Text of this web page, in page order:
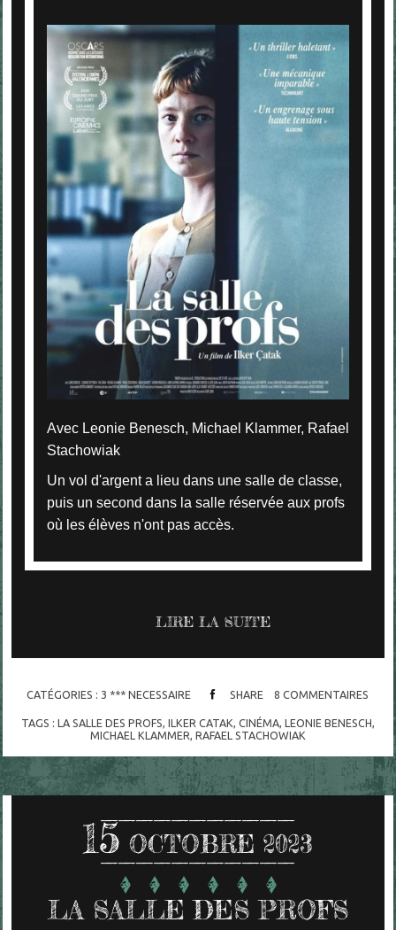
Avec Leonie Benesch, Michael Klammer, Rafael
Stachowiak
Un vol d'argent a lieu dans une salle de classe,
puis un second dans la salle réservée aux profs
où les élèves n'ont pas accès.
LIRE LA SUITE
CATÉGORIES : 3 *** NECESSAIRE SHARE 8 COMMENTAIRES
TAGS : LA SALLE DES PROFS, ILKER CATAK, CINÉMA, LEONIE BENESCH,
MICHAEL KLAMMER, RAFAEL STACHOWIAK
15 OCTOBRE 2023
LA SALLE DES PROFS